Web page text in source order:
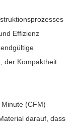
Effizienz
der Kompaktheit
(CFM)
darauf, dass